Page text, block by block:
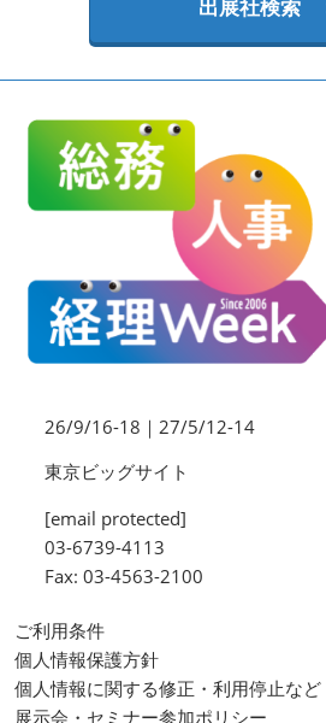
出展社検索
26/9/16-18｜27/5/12-14
東京ビッグサイト
[email protected]
03-6739-4113
Fax: 03-4563-2100
ご利用条件
個人情報保護方針
個人情報に関する修正・利用停止など
展示会・セミナー参加ポリシー